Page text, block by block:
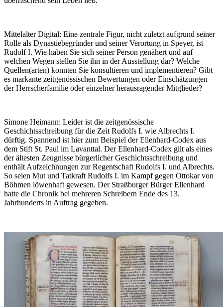
Mittelalter Digital: Eine zentrale Figur, nicht zuletzt aufgrund seiner
Rolle als Dynastiebegründer und seiner Verortung in Speyer, ist
Rudolf I. Wie haben Sie sich seiner Person genähert und auf
welchen Wegen stellen Sie ihn in der Ausstellung dar? Welche
Quellen(arten) konnten Sie konsultieren und implementieren? Gibt
es markante zeitgenössischen Bewertungen oder Einschätzungen
der Herrscherfamilie oder einzelner herausragender Mitglieder?
Simone Heimann: Leider ist die zeitgenössische
Geschichtsschreibung für die Zeit Rudolfs I. wie Albrechts I.
dürftig. Spannend ist hier zum Beispiel der Ellenhard-Codex aus
dem Stift St. Paul im Lavanttal. Der Ellenhard-Codex gilt als eines
der ältesten Zeugnisse bürgerlicher Geschichtsschreibung und
enthält Aufzeichnungen zur Regentschaft Rudolfs I. und Albrechts.
So seien Mut und Tatkraft Rudolfs I. im Kampf gegen Ottokar von
Böhmen löwenhaft gewesen. Der Straßburger Bürger Ellenhard
hatte die Chronik bei mehreren Schreibern Ende des 13.
Jahrhunderts in Auftrag gegeben.